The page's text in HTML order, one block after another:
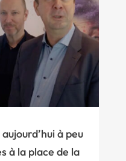
à peu
à la place de la